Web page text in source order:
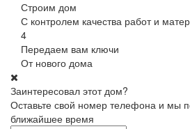
Строим дом
С контролем качества работ и
4
Передаем вам ключи
От нового дома
Заинтересовал этот дом?
Оставьте свой номер телефона и мы
ближайшее время